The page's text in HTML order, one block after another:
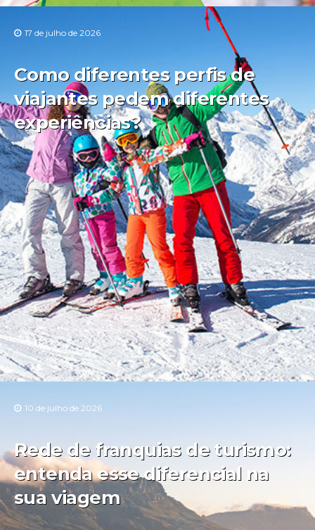
17 de julho de 2026
Como diferentes perfis de
viajantes pedem diferentes
experiências?
10 de julho de 2026
Rede de franquias de turismo:
entenda esse diferencial na
sua viagem